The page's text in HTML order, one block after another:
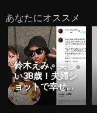
あなたにオススメ
鈴木えみ、美し
い38歳！夫婦シ
ョットで幸せい
っぱいの誕生日
を報告！